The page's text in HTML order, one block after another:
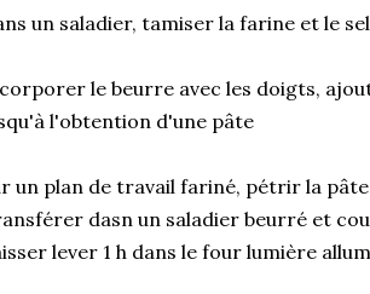
un saladier, tamiser la farine et le
le beurre avec les doigts,
l'obtention d'une pâte
un plan de travail fariné, pétrir la
dasn un saladier beurré et
lever 1 h dans le four lumière